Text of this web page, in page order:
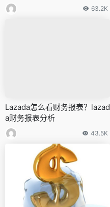
63.2K
Lazada怎么看财务报表？lazad
a财务报表分析
43.5K